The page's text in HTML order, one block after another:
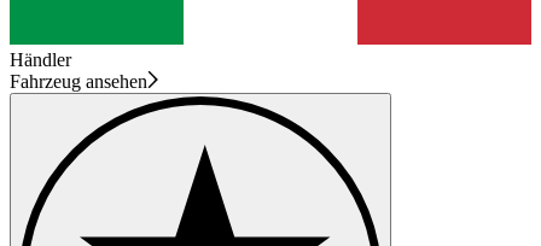
Händler
Fahrzeug ansehen